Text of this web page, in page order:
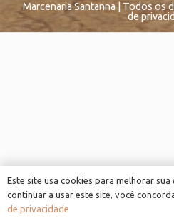
Marcenaria Santanna | Todos os
de
Este site usa cookies para melhorar sua
continuar a usar este site, você
de privacidade